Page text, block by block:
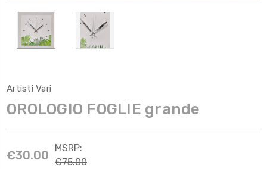
Artisti Vari
OROLOGIO FOGLIE grande
€30.00
MSRP:
€75.00